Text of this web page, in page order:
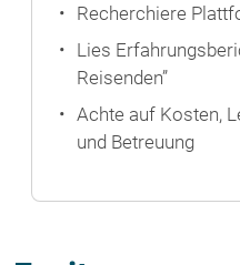
Recherchiere
Lies
Reisenden”
Achte auf Kosten,
und Betreuung